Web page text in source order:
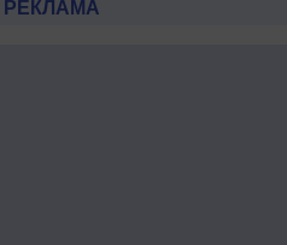
РЕКЛАМА